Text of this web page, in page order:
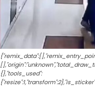
{},"tools_used":